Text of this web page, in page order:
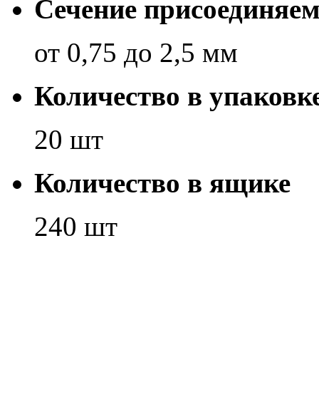
Сечение
от 0,75 до 2,5 мм
Количество в
20 шт
Количество в ящике
240 шт